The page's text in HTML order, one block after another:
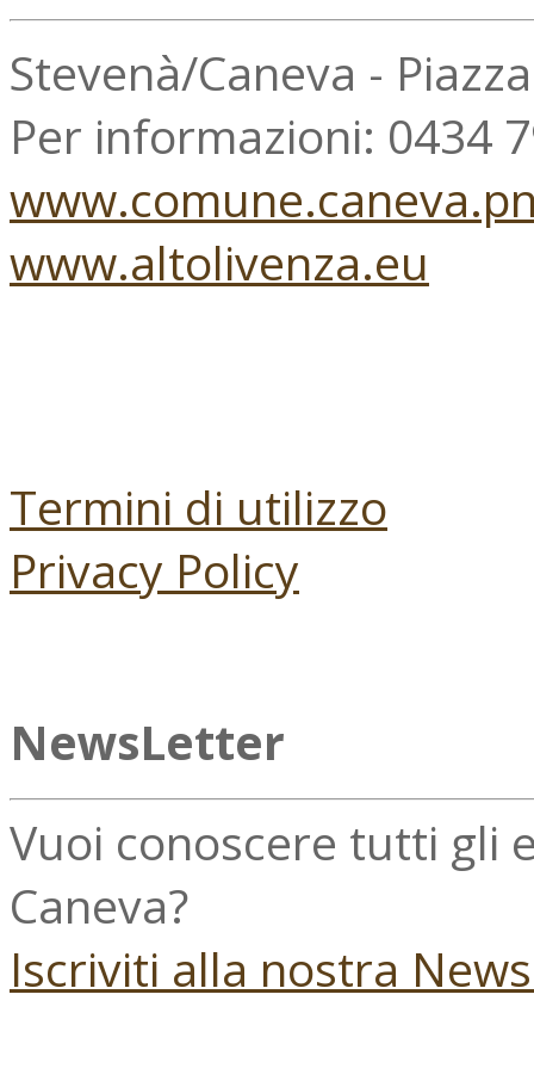
Stevenà/Caneva -
Per informazioni: 0434
www.altolivenza.eu
Termini di utilizzo
Privacy Policy
NewsLetter
Vuoi conoscere tutti gli
Caneva?
Iscriviti alla nostra